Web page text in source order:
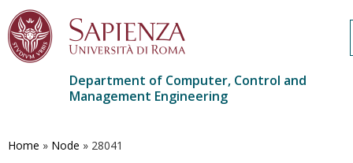
main
Department of Computer, Control and
Management Engineering
Home » Node » 28041